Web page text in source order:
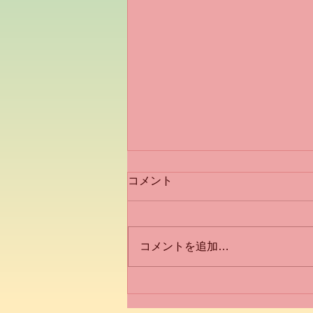
令和八年 新年を迎えて
新年のお慶びを申し上げます 昨
に保つことを目指し、キメ細かな
施術を心がけ、お客様の健やかな
コメント
コメントを追加…